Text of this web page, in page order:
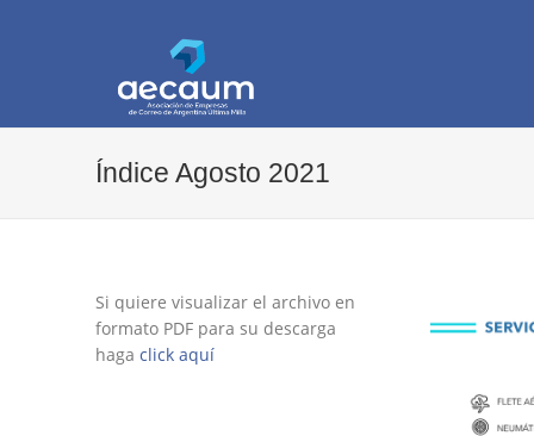
Índice Agosto 2021
Si quiere visualizar el archivo en
formato PDF para su descarga
haga click aquí